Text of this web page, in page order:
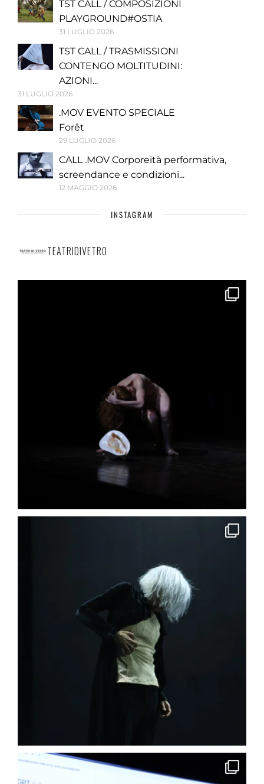
TST CALL / COMPOSIZIONI
PLAYGROUND#OSTIA
31 LUGLIO 2026
TST CALL / TRASMISSIONI
CONTENGO MOLTITUDINI:
AZIONI...
31 LUGLIO 2026
.MOV EVENTO SPECIALE
Forêt
29 LUGLIO 2026
CALL .MOV Corporeità performativa,
screendance e condizioni...
12 MAGGIO 2026
INSTAGRAM
TEATRIDIVETRO